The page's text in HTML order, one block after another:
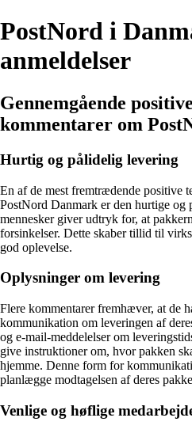
PostNord i
anmeldelser
Gennemgående
kommentarer om
Hurtig og pålidelig levering
En af de mest fremtrædende positive
PostNord Danmark er den hurtige og
mennesker giver udtryk for, at
forsinkelser. Dette skaber tillid til
god oplevelse.
Oplysninger om levering
Flere kommentarer fremhæver, at de
kommunikation om leveringen af
og e-mail-meddelelser om
give instruktioner om, hvor pakken
hjemme. Denne form for
planlægge modtagelsen af deres
Venlige og høflige